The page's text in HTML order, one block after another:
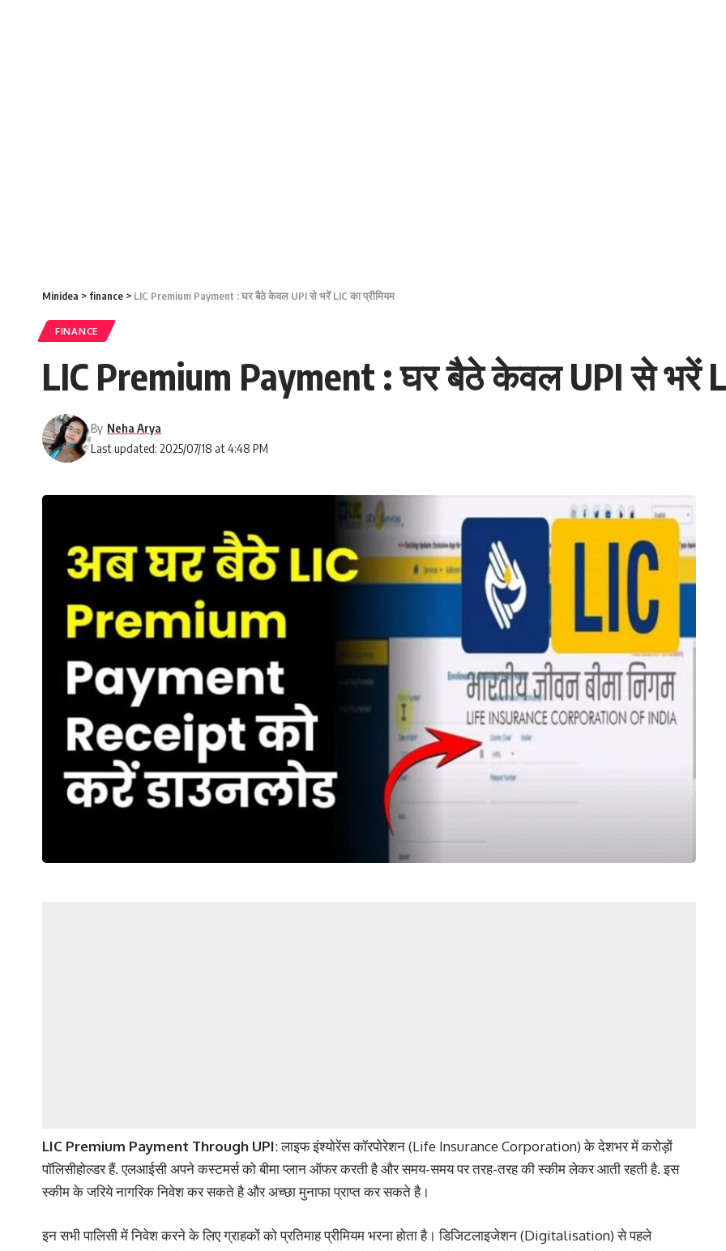
Minidea > finance > LIC Premium Payment : घर बैठे केवल UPI से भरें LIC का प्रीमियम
FINANCE
LIC Premium Payment : घर बैठे केवल UPI से भरें
Last updated: 2025/07/18 at 4:48 PM
By Neha Arya
LIC Premium Payment Through UPI: लाइफ इंश्योरेंस कॉरपोरेशन (Life Insurance Corporation) के देशभर में करोड़ों
पॉलिसीहोल्डर हैं. एलआईसी अपने कस्टमर्स को बीमा प्लान ऑफर करती है और समय-समय पर तरह-तरह की स्कीम लेकर आती रहती है. इस
स्कीम के जरिये नागरिक निवेश कर सकते है और अच्छा मुनाफा प्राप्त कर सकते है।
इन सभी पालिसी में निवेश करने के लिए ग्राहकों को प्रतिमाह प्रीमियम भरना होता है। डिजिटलाइजेशन (Digitalisation) से पहले